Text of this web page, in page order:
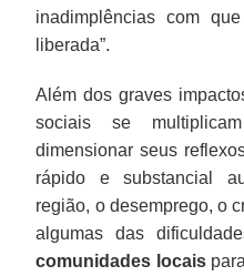
inadimplências com
liberada”.
Além dos graves
sociais se
dimensionar seus
rápido e substancial
região, o desemprego, o
algumas das
comunidades locais